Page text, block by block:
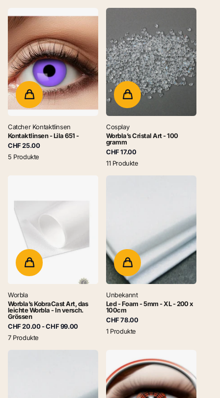
Catcher Kontaktlinsen
Kontaktlinsen - Lila 651 -
CHF 25.00
5 Produkte
Cosplay
Worbla’s Cristal Art - 100
gramm
CHF 17.00
11 Produkte
Worbla
Worbla’s KobraCast Art, das
leichte Worbla - In versch.
Grössen
CHF 20.00- CHF 99.00
7 Produkte
Unbekannt
Led - Foam - 5mm - XL - 200 x
100cm
CHF 78.00
1 Produkte